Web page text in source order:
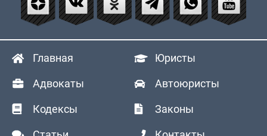
Главная Юристы
Адвокаты Автоюристы
Кодексы Законы